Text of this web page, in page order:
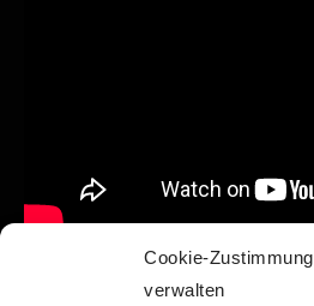
Cookie-Zustimmung
verwalten
1.119